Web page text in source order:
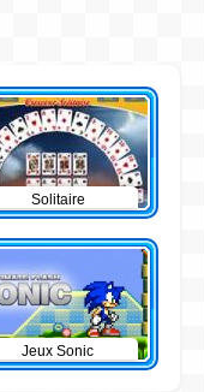
Solitaire
Jeux Sonic